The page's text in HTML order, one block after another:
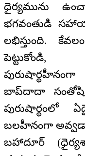
ధైర్యమును
భగవంతుడి
లభిస్తుంది.
పెట్టుకోండి,
బాప్‍దాదా
పురుషార్థంలో
బలహీనంగా
బహాదూర్